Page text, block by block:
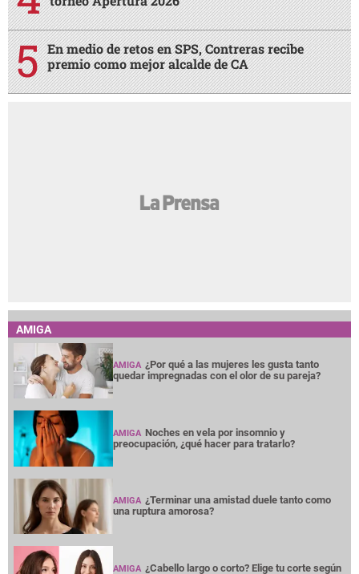
En medio de retos en SPS, Contreras recibe
premio como mejor alcalde de CA
AMIGA
AMIGA ¿Por qué a las mujeres les gusta tanto
quedar impregnadas con el olor de su pareja?
AMIGA Noches en vela por insomnio y
preocupación, ¿qué hacer para tratarlo?
AMIGA ¿Terminar una amistad duele tanto como
una ruptura amorosa?
AMIGA ¿Cabello largo o corto? Elige tu corte según